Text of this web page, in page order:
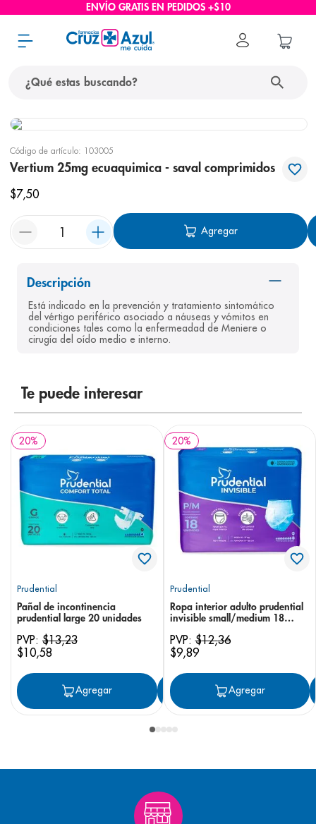
ENVÍO GRATIS EN PEDIDOS +$10
Código de artículo: 103005
Vertium 25mg ecuaquimica - saval comprimidos
$7,50
Agregar
Descripción
Está indicado en la prevención y tratamiento sintomático
del vértigo periférico asociado a náuseas y vómitos en
condiciones tales como la enfermeadad de Meniere o
cirugía del oído medio e interno.
Te puede interesar
20%
Prudential
Pañal de incontinencia
prudential large 20 unidades
PVP: $13,23
$10,58
Agregar Agregar
20%
Prudential
Ropa interior adulto prudential
invisible small/medium 18
PVP:$12,36
$9,89
Agregar
términos más buscados
6. shampoo
7. bioderma
8. panolini